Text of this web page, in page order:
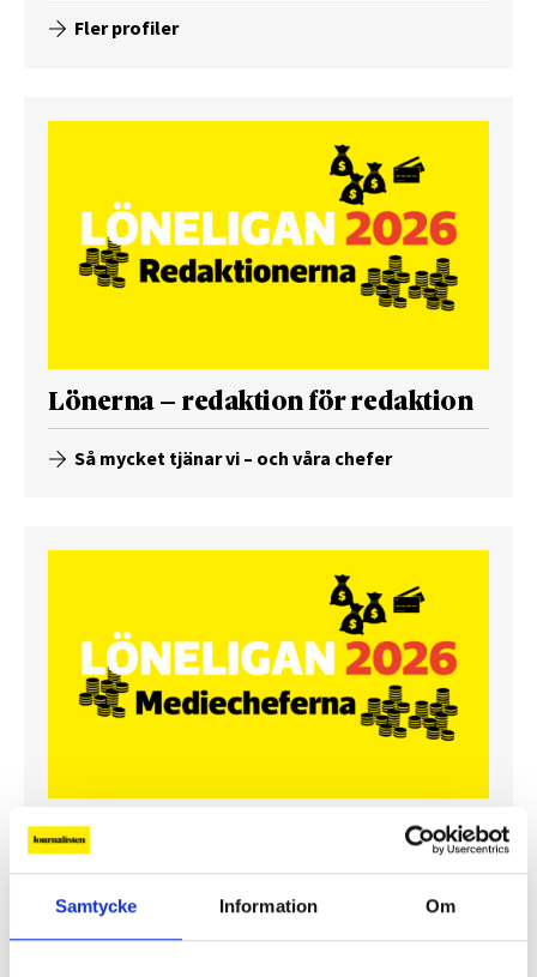
Samtycke Information Om
Fler profiler
Lönerna – redaktion för redaktion
Så mycket tjänar vi – och våra chefer
Så mycket tjänar mediecheferna